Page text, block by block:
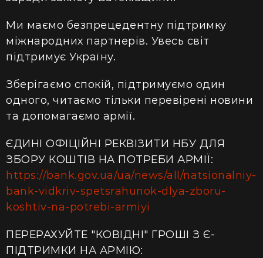
Ми маємо безпрецедентну підтримку
міжнародних партнерів. Увесь світ
підтримує Україну.
Зберігаємо спокій, підтримуємо один
одного, читаємо тільки перевірені новини
та допомагаємо армії.
ЄДИНІ ОФІЦІЙНІ РЕКВІЗИТИ НБУ ДЛЯ
ЗБОРУ КОШТІВ НА ПОТРЕБИ АРМІЇ:
https://bank.gov.ua/ua/news/all/natsionalniy-
bank-vidkriv-spetsrahunok-dlya-zboru-
koshtiv-na-potrebi-armiyi
ПЕРЕРАХУЙТЕ "КОВІДНІ" ГРОШІ З Є-
ПІДТРИМКИ НА АРМІЮ: